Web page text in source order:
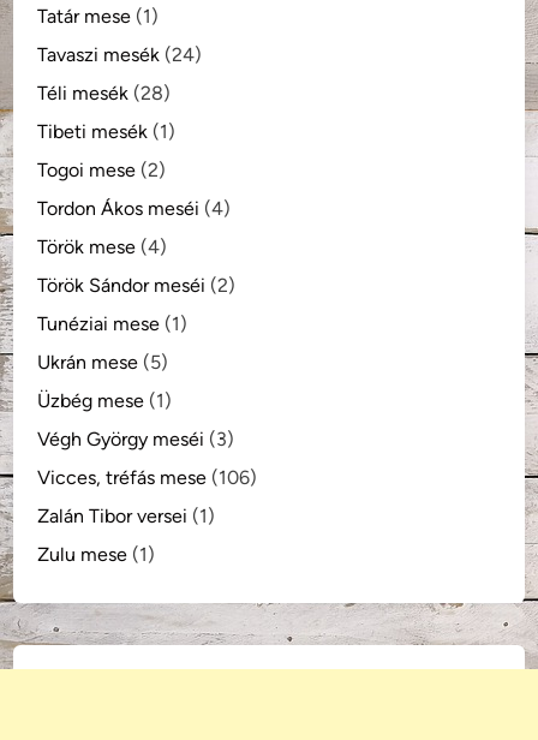
Tatár mese (1)
Tavaszi mesék (24)
Téli mesék (28)
Tibeti mesék (1)
Togoi mese (2)
Tordon Ákos meséi (4)
Török mese (4)
Török Sándor meséi (2)
Tunéziai mese (1)
Ukrán mese (5)
Üzbég mese (1)
Végh György meséi (3)
Vicces, tréfás mese (106)
Zalán Tibor versei (1)
Zulu mese (1)